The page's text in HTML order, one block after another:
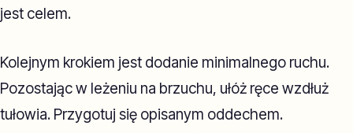
jest celem.
Kolejnym krokiem jest dodanie minimalnego ruchu.
Pozostając w leżeniu na brzuchu, ułóż ręce wzdłuż
tułowia. Przygotuj się opisanym oddechem.